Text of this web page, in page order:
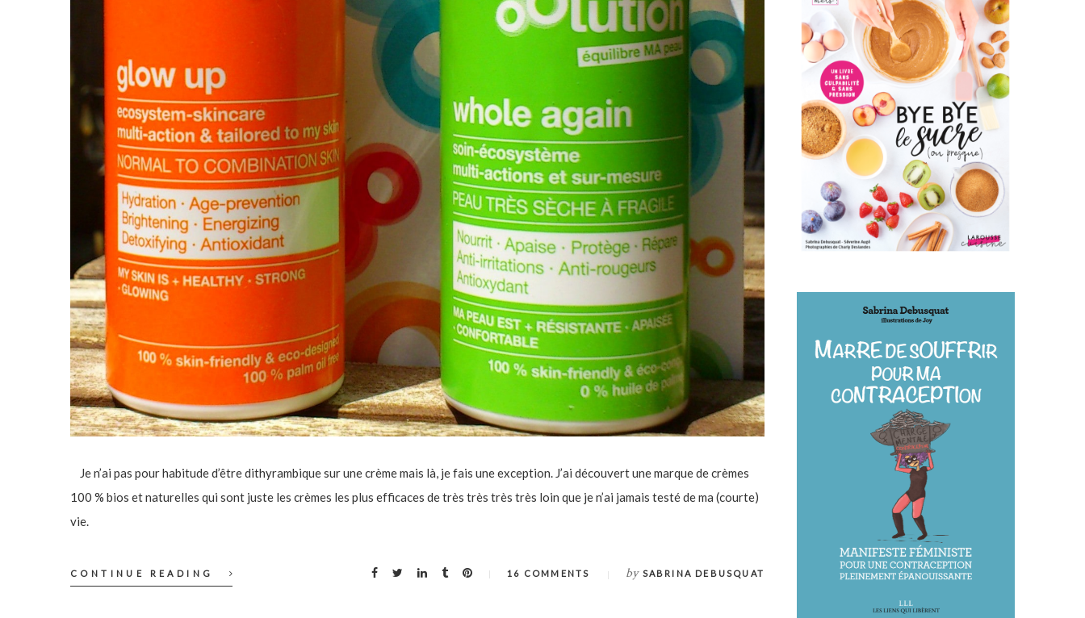
Je n’ai pas pour habitude d’être dithyrambique sur une crème mais là, je fais une exception. J’ai découvert une marque de crèmes
100 % bios et naturelles qui sont juste les crèmes les plus efficaces de très très très très loin que je n’ai jamais testé de ma (courte)
vie.
CONTINUE READING 16 COMMENTS by SABRINA DEBUSQUAT